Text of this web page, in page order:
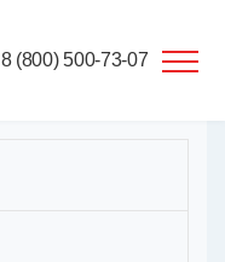
8 (800) 500-73-07